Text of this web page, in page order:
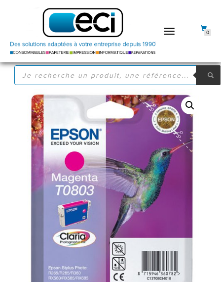
DÉPLIER
RECHERCHE
PRODUITS
0